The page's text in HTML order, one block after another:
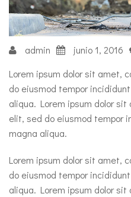
admin junio 1, 2016
Lorem ipsum dolor sit amet,
do eiusmod tempor
aliqua. Lorem ipsum dolor
elit, sed do eiusmod tempor
magna aliqua.
Lorem ipsum dolor sit amet,
do eiusmod tempor
aliqua. Lorem ipsum dolor